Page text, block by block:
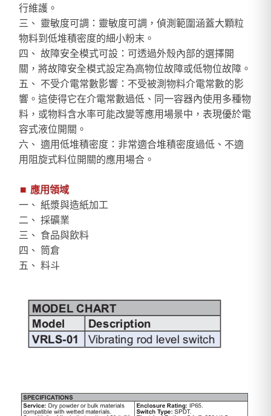
行維護。
三、 靈敏度可調：靈敏度可調，偵測範圍涵蓋大顆粒
物料到低堆積密度的細小粉末。
四、 故障安全模式可設：可透過外殼內部的選擇開
關，將故障安全模式設定為高物位故障或低物位故障。
五、 不受介電常數影響：不受被測物料介電常數的影
響。這使得它在介電常數過低、同一容器內使用多種物
料，或物料含水率可能改變等應用場景中，表現優於電
容式液位開關。
六、 適用低堆積密度：非常適合堆積密度過低、不適
用阻旋式料位開關的應用場合。
⏹︎應用領域
一、 紙漿與造紙加工
二、 採礦業
三、 食品與飲料
四、 筒倉
五、 料斗